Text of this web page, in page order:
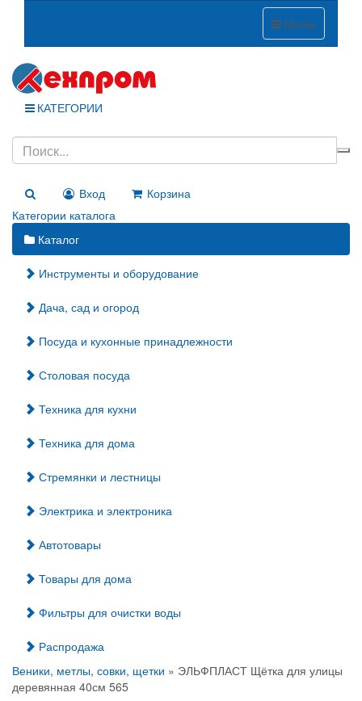
Меню
КАТЕГОРИИ
Вход
Корзина
Категории каталога
Каталог
Инструменты и оборудование
Дача, сад и огород
Посуда и кухонные принадлежности
Столовая посуда
Техника для кухни
Техника для дома
Стремянки и лестницы
Электрика и электроника
Автотовары
Товары для дома
Фильтры для очистки воды
Распродажа
Веники, метлы, совки, щетки » ЭЛЬФПЛАСТ Щётка для улицы
деревянная 40см 565